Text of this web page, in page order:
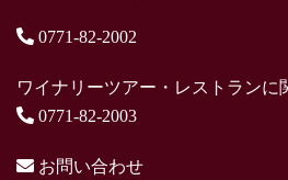
0771-82-2002
ワイナリーツアー・レストランに
0771-82-2003
お問い合わせ